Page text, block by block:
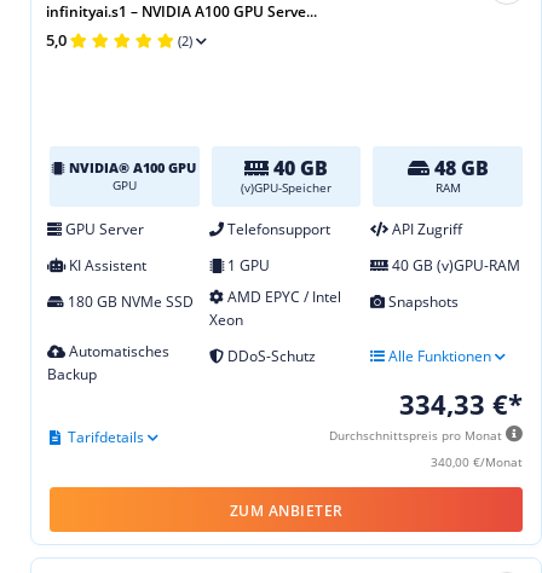
infinityai.s1 – NVIDIA A100 GPU Serve...
5,0 (2)
NVIDIA® A100 GPU
GPU
40 GB
(v)GPU-Speicher
48 GB
RAM
GPU Server Telefonsupport
API Zugriff
KI Assistent
1 GPU
40 GB (v)GPU-RAM
180 GB NVMe SSD
AMD EPYC / Intel
Xeon
Snapshots
Automatisches
Backup
DDoS-Schutz Alle Funktionen
334,33 €*
Durchschnittspreis pro Monat
340,00 €/Monat
Tarifdetails
ZUM ANBIETER